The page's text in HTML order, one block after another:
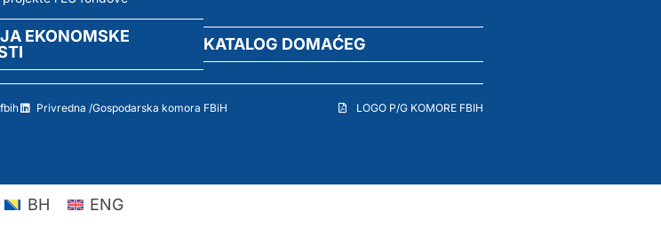
EKONOMSKE
KATALOG DOMAĆEG
Privredna /Gospodarska komora FBiH
LOGO P/G KOMORE FBIH
BH ENG